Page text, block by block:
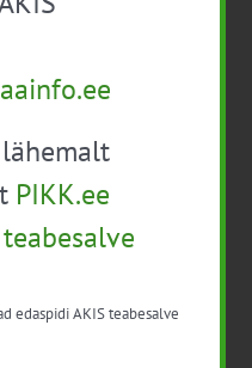
Järgmine päev
PIKK.ee
edaspidi AKIS teabesalve